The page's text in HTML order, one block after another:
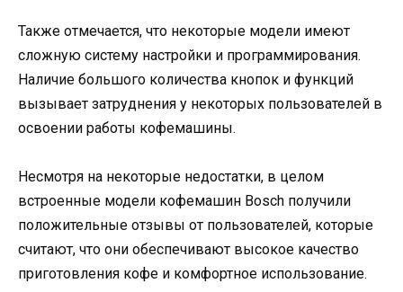
Также отмечается, что некоторые модели имеют
сложную систему настройки и программирования.
Наличие большого количества кнопок и функций
вызывает затруднения у некоторых пользователей в
освоении работы кофемашины.
Несмотря на некоторые недостатки, в целом
встроенные модели кофемашин Bosch получили
положительные отзывы от пользователей, которые
считают, что они обеспечивают высокое качество
приготовления кофе и комфортное использование.